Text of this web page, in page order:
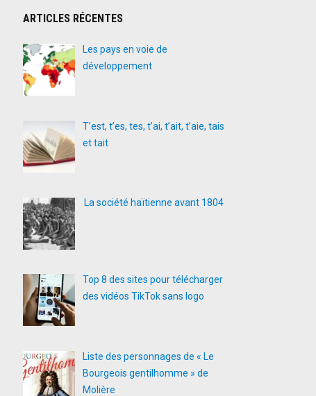
ARTICLES RÉCENTES
Les pays en voie de
développement
T’est, t’es, tes, t’ai, t’ait, t’aie, tais
et tait
La société haïtienne avant 1804
Top 8 des sites pour télécharger
des vidéos TikTok sans logo
Liste des personnages de « Le
Bourgeois gentilhomme » de
Molière